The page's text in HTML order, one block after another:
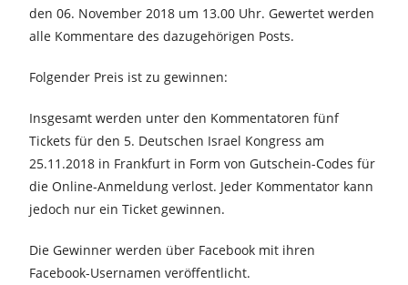
den 06. November 2018 um 13.00 Uhr. Gewertet werden
alle Kommentare des dazugehörigen Posts.
Folgender Preis ist zu gewinnen:
Insgesamt werden unter den Kommentatoren fünf
Tickets für den 5. Deutschen Israel Kongress am
25.11.2018 in Frankfurt in Form von Gutschein-Codes für
die Online-Anmeldung verlost. Jeder Kommentator kann
jedoch nur ein Ticket gewinnen.
Die Gewinner werden über Facebook mit ihren
Facebook-Usernamen veröffentlicht.